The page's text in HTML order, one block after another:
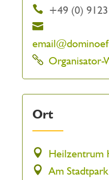
+49 (0)
Organisator-
Ort
Heilzentrum
Am